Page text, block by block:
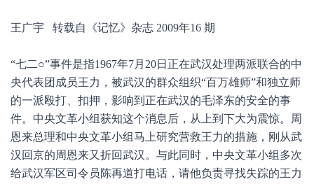
王广宇 转载自《记忆》杂志 2009年16 期
“七二○”事件是指1967年7月20日正在武汉处理两派联合的中
央代表团成员王力，被武汉的群众组织“百万雄师”和独立师
的一派殴打、扣押，影响到正在武汉的毛泽东的安全的事
件。中央文革小组获知这个消息后，从上到下大为震惊。周
恩来总理和中央文革小组马上研究营救王力的措施，刚从武
汉回京的周恩来又折回武汉。与此同时，中央文革小组多次
给武汉军区司令员陈再道打电话，请他负责寻找失踪的王力